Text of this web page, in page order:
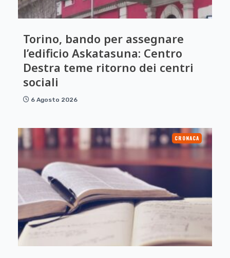
Torino, bando per assegnare
l’edificio Askatasuna: Centro
Destra teme ritorno dei centri
sociali
6 Agosto 2026
CRONACA